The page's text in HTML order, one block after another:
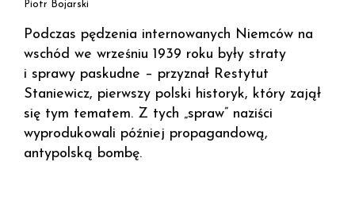
Piotr Bojarski
Podczas pędzenia internowanych Niemców na
wschód we wrześniu 1939 roku były straty
i sprawy paskudne – przyznał Restytut
Staniewicz, pierwszy polski historyk, który zajął
się tym tematem. Z tych „spraw” naziści
wyprodukowali później propagandową,
antypolską bombę.